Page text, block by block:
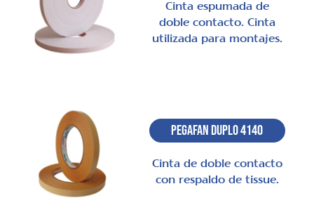
Cinta espumada de
doble contacto. Cinta
utilizada para montajes.
Pegafan Duplo 4140
Cinta de doble contacto
con respaldo de tissue.